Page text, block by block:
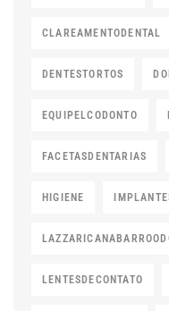
CLAREAMENTODENTAL
DENTESTORTOS
EQUIPELCODONTO
FACETASDENTARIAS
HIGIENE
LENTESDECONTATO